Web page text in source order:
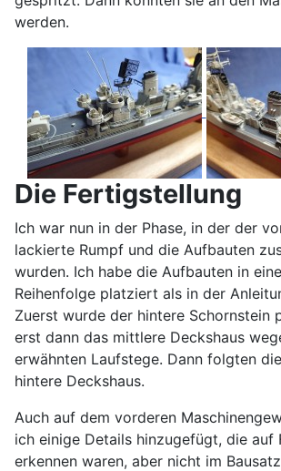
werden.
Die Fertigstellung
Ich war nun in der Phase, in der der
lackierte Rumpf und die Aufbauten
wurden. Ich habe die Aufbauten in
Reihenfolge platziert als in der
Zuerst wurde der hintere Schornstein
erst dann das mittlere Deckshaus
erwähnten Laufstege. Dann folgten
hintere Deckshaus.
Auch auf dem vorderen
ich einige Details hinzugefügt, die auf
erkennen waren, aber nicht im